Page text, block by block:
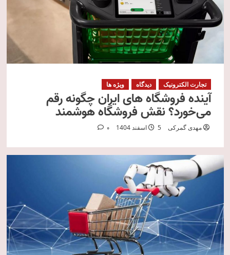
تجارت الکترونیک دیدگاه ویژه ها
آینده فروشگاه های ایران چگونه رقم
می‌خورد؟ نقش فروشگاه هوشمند
مهدی گمرکی 5 اسفند 1404 0